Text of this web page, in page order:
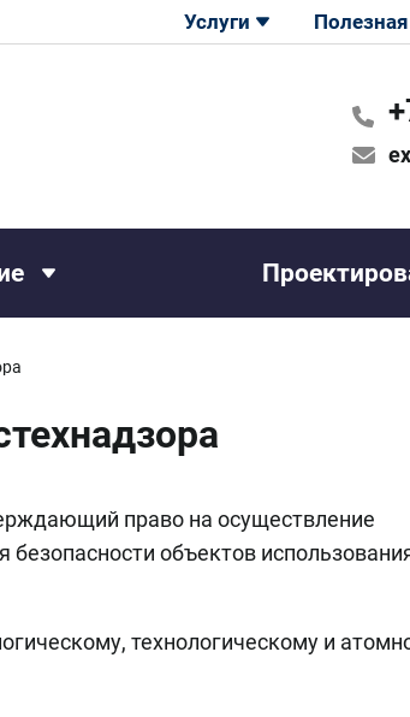
Услуги
право на осуществление
безопасности объектов
технологическому и